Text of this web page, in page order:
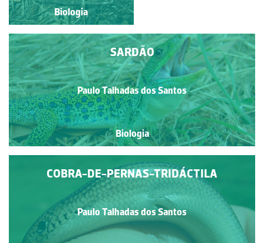
Biologia
SARDÃO
Paulo Talhadas dos Santos
Biologia
Biologia
COBRA-DE-PERNAS-TRIDÁCTILA
Paulo Talhadas dos Santos